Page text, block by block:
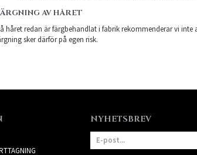
AV HÅRET
håret redan är färgbehandlat i fabrik rekommenderar vi inte
sker därför på egen risk.
NYHETSBREV